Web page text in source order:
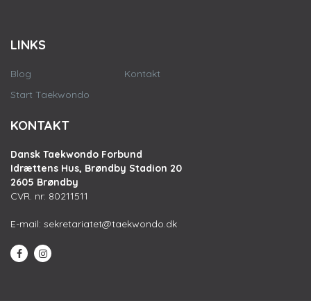
LINKS
Blog
Start Taekwondo
Kontakt
KONTAKT
Dansk Taekwondo Forbund
Idrættens Hus, Brøndby Stadion 20
2605 Brøndby
CVR. nr: 80211511
E-mail: sekretariatet@taekwondo.dk